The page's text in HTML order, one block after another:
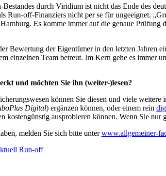
Bestandes durch Viridium ist nicht das Ende des
Run-off-Finanziers nicht per se für ungeeignet.
Es komme immer auf die genaue Prüfung
Bewertung der Eigentümer in den letzten
einzelnen Team betreut. Im Kern gehe es immer
und möchten Sie ihn (weiter-)lesen?
können Sie diesen und viele weitere
Digital) ergänzen können, oder einem rein
kostengünstig ausprobieren können. Wenn Sie
melden Sie sich bitte unterwww.allgemeiner-
Run-off